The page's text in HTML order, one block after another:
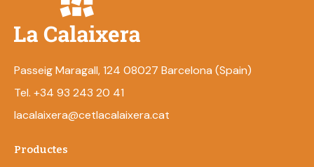
Passeig Maragall, 124 08027 Barcelona (Spain)
Tel. +34 93 243 20 41
lacalaixera@cetlacalaixera.cat
Productes